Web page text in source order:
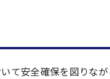
て安全確保を図りな